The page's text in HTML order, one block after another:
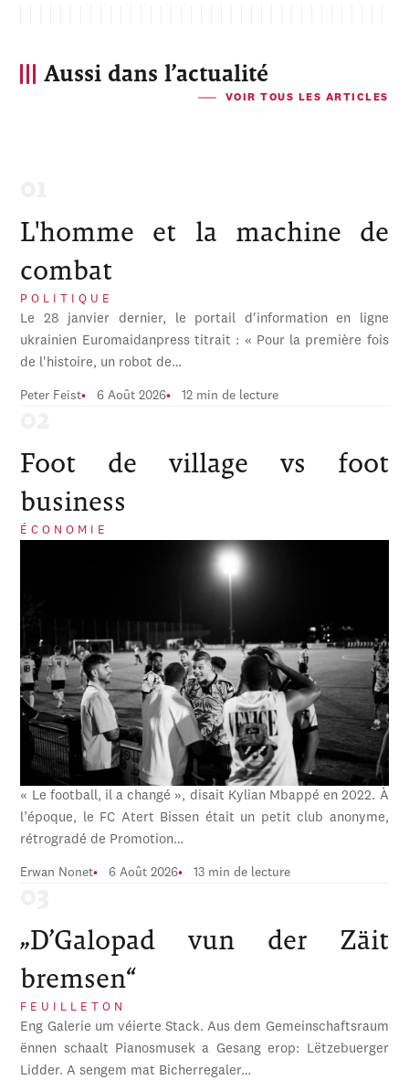
Aussi dans l’actualité
VOIR TOUS LES ARTICLES
L'homme et la machine de
combat
POLITIQUE
Le 28 janvier dernier, le portail d'information en ligne
ukrainien Euromaidanpress titrait : « Pour la première fois
de l'histoire, un robot de…
Peter Feist 6 Août 2026 12 min de lecture
Foot de village vs foot
business
ÉCONOMIE
« Le football, il a changé », disait Kylian Mbappé en 2022. À
l’époque, le FC Atert Bissen était un petit club anonyme,
rétrogradé de Promotion…
Erwan Nonet 6 Août 2026 13 min de lecture
„D’Galopad vun der Zäit
bremsen“
FEUILLETON
Eng Galerie um véierte Stack. Aus dem Gemeinschaftsraum
ënnen schaalt Pianosmusek a Gesang erop: Lëtzebuerger
Lidder. A sengem mat Bicherregaler…